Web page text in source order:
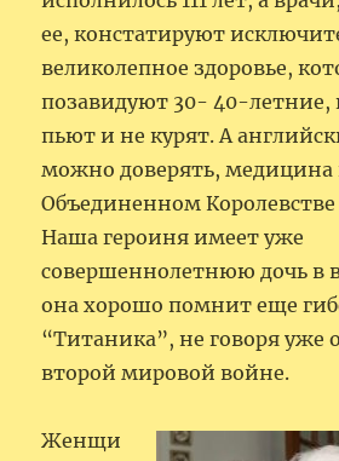
ее, констатируют
великолепное здоровье,
позавидуют 30- 40-летние,
пьют и не курят. А
можно доверять, медицина
Объединенном Королевстве
Наша героиня имеет уже
совершеннолетнюю дочь в
она хорошо помнит еще
“Титаника”, не говоря уже
второй мировой войне.
Женщи